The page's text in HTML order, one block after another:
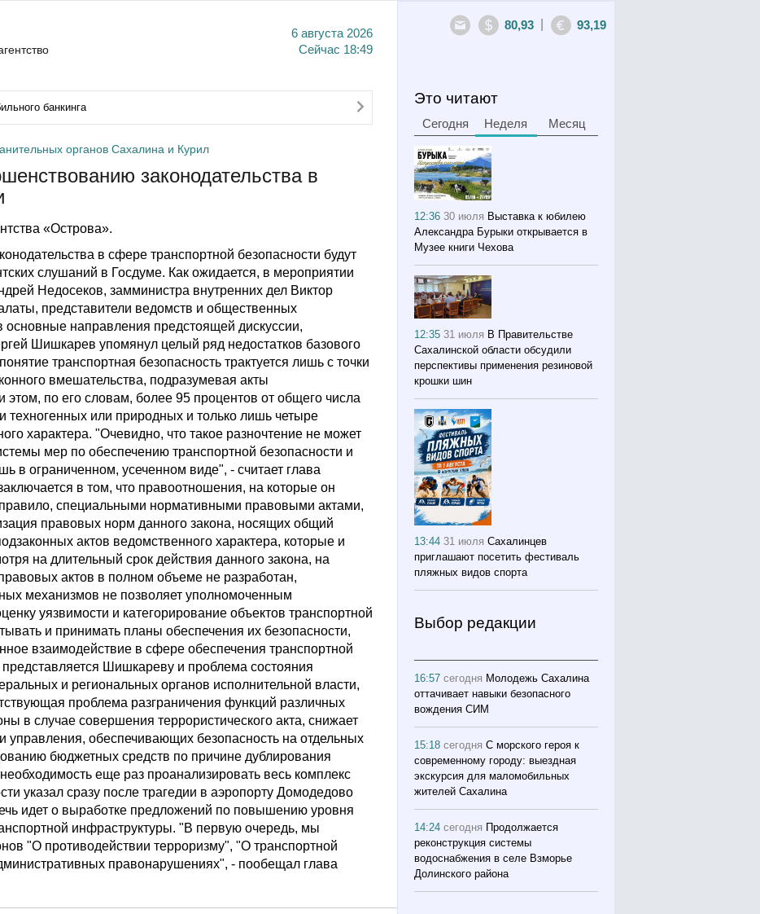
6 августа 2026
Сейчас 18:49
80,93 93,19
банкинга
органов Сахалина и Курил
законодательства в
«Острова».
в сфере транспортной безопасности будут
слушаний в Госдуме. Как ожидается, в мероприятии
Недосеков, замминистра внутренних дел Виктор
представители ведомств и общественных
направления предстоящей дискуссии,
Шишкарев упомянул целый ряд недостатков базового
транспортная безопасность трактуется лишь с точки
вмешательства, подразумевая акты
этом, по его словам, более 95 процентов от общего числа
техногенных или природных и только лишь четыре
характера. "Очевидно, что такое разночтение не может
мер по обеспечению транспортной безопасности и
в ограниченном, усеченном виде", - считает глава
в том, что правоотношения, на которые он
правило, специальными нормативными правовыми актами,
правовых норм данного закона, носящих общий
актов ведомственного характера, которые и
на длительный срок действия данного закона, на
актов в полном объеме не разработан,
механизмов не позволяет уполномоченным
уязвимости и категорирование объектов транспортной
и принимать планы обеспечения их безопасности,
взаимодействие в сфере обеспечения транспортной
Шишкареву и проблема состояния
и региональных органов исполнительной власти,
проблема разграничения функций различных
в случае совершения террористического акта, снижает
управления, обеспечивающих безопасность на отдельных
бюджетных средств по причине дублирования
еще раз проанализировать весь комплекс
указал сразу после трагедии в аэропорту Домодедово
идет о выработке предложений по повышению уровня
инфраструктуры. "В первую очередь, мы
"О противодействии терроризму", "О транспортной
правонарушениях", - пообещал глава
Это читают
Сегодня Неделя Месяц
12:3630 июля Выставка к юбилею
Александра Бурыки открывается в
Музее книги Чехова
12:3531 июля В Правительстве
Сахалинской области обсудили
перспективы применения резиновой
крошки шин
13:4431 июля Сахалинцев
приглашают посетить фестиваль
пляжных видов спорта
Выбор редакции
16:57сегодня Молодежь Сахалина
оттачивает навыки безопасного
вождения СИМ
15:18сегодня С морского героя к
современному городу: выездная
экскурсия для маломобильных
жителей Сахалина
14:24сегодня Продолжается
реконструкция системы
водоснабжения в селе Взморье
Долинского района